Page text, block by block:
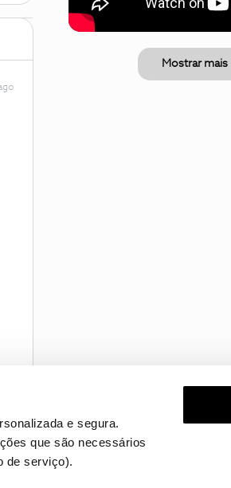
e segura.
que são necessários
de serviço).
Mostrar mais